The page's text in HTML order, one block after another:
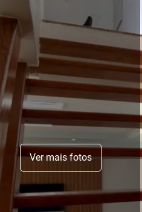
Ver mais fotos